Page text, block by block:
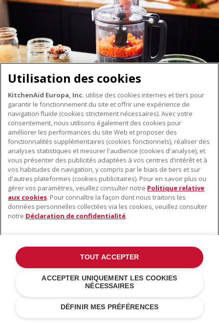
À PROPOS DE KITCHENAID
À propos de KitchenAid
Histoire de la marque
Communiqués de presse
ODR
NOS PRODUITS
Petits électroménagers
Matériel de cuisine
Accessoires
SERVICE CLIENT
Trouver un magasin
©2022 Tous droits réservés. KitchenAid et la forme du robot pâtissier
multifonction sont des marques déposées aux États Unis et dans
d'autres pays .Déclaration de confidentialité.Cookies.Autres pays
Utilisation des cookies
KitchenAid Europa, Inc. utilise des cookies internes et tiers pour
garantir le fonctionnement du site et offrir une expérience de
navigation fluide (cookies strictement nécessaires). Avec votre
consentement, nous utilisons également des cookies pour
améliorer les performances du site Web et proposer des
fonctionnalités supplémentaires (cookies fonctionnels), réaliser des
analyses statistiques et mesurer l'audience (cookies d'analyse), et
vous présenter des publicités adaptées à vos centres d'intérêt et à
vos habitudes de navigation, y compris par le biais de tiers et sur
d'autres plateformes (cookies publicitaires). Pour en savoir plus ou
gérer vos paramètres, veuillez consulter notre Politique relative
aux cookies. Pour connaître la façon dont nous traitons les
données personnelles collectées via les cookies, veuillez consulter
notre Déclaration de confidentialité.
DÉFINIR MES PRÉFÉRENCES
ACCEPTER UNIQUEMENT LES COOKIES
NÉCESSAIRES
TOUT ACCEPTER